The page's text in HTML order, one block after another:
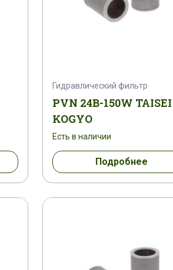
Гидравлический фильтр
PVN 24B-150W TAISEI
KOGYO
Есть в наличии
Подробнее